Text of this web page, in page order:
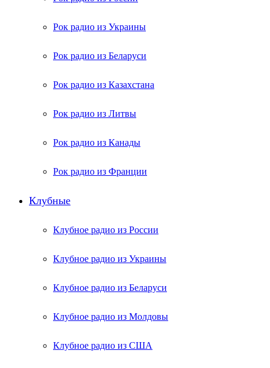
Рок радио из Украины
Рок радио из Беларуси
Рок радио из Казахстана
Рок радио из Литвы
Рок радио из Канады
Рок радио из Франции
Клубные
Клубное радио из России
Клубное радио из Украины
Клубное радио из Беларуси
Клубное радио из Молдовы
Клубное радио из США